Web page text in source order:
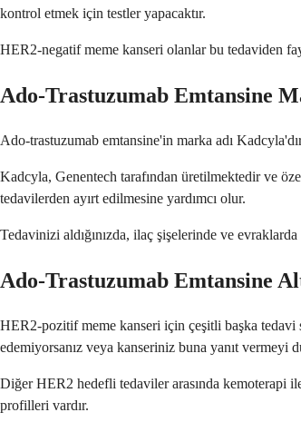
kontrol etmek için testler yapacaktır.
HER2-negatif meme kanseri olanlar bu tedaviden
Ado-Trastuzumab Emtansine
Ado-trastuzumab emtansine'in marka adı
Kadcyla, Genentech tarafından üretilmektedir ve
tedavilerden ayırt edilmesine yardımcı olur.
Tedavinizi aldığınızda, ilaç şişelerinde ve
Ado-Trastuzumab Emtansine
HER2-pozitif meme kanseri için çeşitli başka tedavi
edemiyorsanız veya kanseriniz buna yanıt vermeyi
Diğer HER2 hedefli tedaviler arasında kemoterapi
profilleri vardır.